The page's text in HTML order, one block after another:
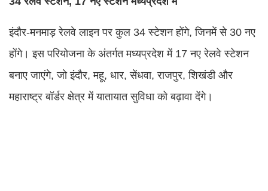
इंदौर-मनमाड़ रेलवे लाइन पर कुल 34 स्टेशन होंगे, जिनमें से 30 नए
होंगे। इस परियोजना के अंतर्गत मध्यप्रदेश में 17 नए रेलवे स्टेशन
बनाए जाएंगे, जो इंदौर, महू, धार, सेंधवा, राजपुर, शिखंडी और
महाराष्ट्र बॉर्डर क्षेत्र में यातायात सुविधा को बढ़ावा देंगे।